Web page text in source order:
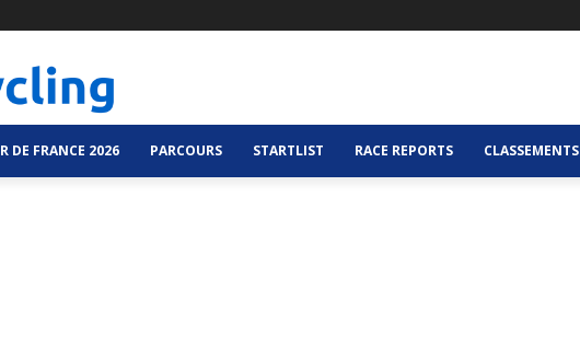
DE FRANCE 2026 PARCOURS STARTLIST RACE REPORTS CLASSEMENTS